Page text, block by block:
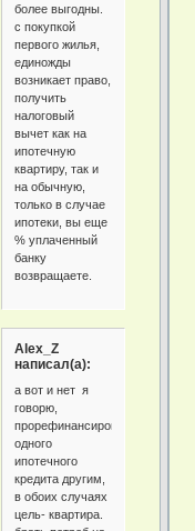
более выгодны.
с покупкой
первого жилья,
единожды
возникает право,
получить
налоговый
вычет как на
ипотечную
квартиру, так и
на обычную,
только в случае
ипотеки, вы еще
% уплаченный
банку
возвращаете.
Alex_Z
написал(а):
а вот и нет я
говорю,
прорефинансирование
одного
ипотечного
кредита другим,
в обоих случаях
цель- квартира.